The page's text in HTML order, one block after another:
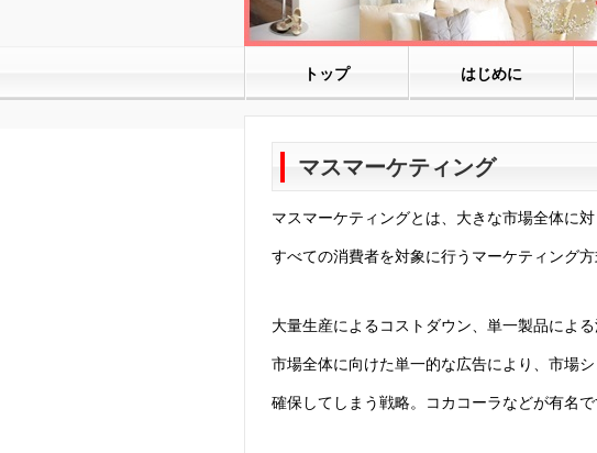
トップ はじめに
マスマーケティング
マスマーケティングとは、大きな市場全体に
すべての消費者を対象に行うマーケティング方
大量生産によるコストダウン、単一製品によ
市場全体に向けた単一的な広告により、市場
確保してしまう戦略。コカコーラなどが有名で